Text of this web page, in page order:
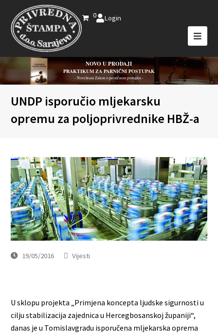
0 Login
NOVO U PRODAJI
PRAKTIKUM ZA PARNIČNI POSTUPAK
- Novelirani Zakon o parničnom postupku -
UNDP isporučio mljekarsku
opremu za poljoprivrednike HBŽ-a
19/05/2016 Vijesti
U sklopu projekta „Primjena koncepta ljudske sigurnosti u
cilju stabilizacija zajednica u Hercegbosanskoj županiji“,
danas je u Tomislavgradu isporučena mljekarska oprema